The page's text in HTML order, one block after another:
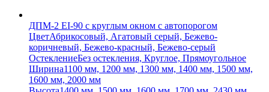
ДПМ-2 EI-90 с круглым окном с автопорогом
ЦветАбрикосовый, Агатовый серый, Бежево-
коричневый, Бежево-красный, Бежево-серый
ОстеклениеБез остекления, Круглое, Прямоугольное
Ширина1100 мм, 1200 мм, 1300 мм, 1400 мм, 1500 мм,
1600 мм, 2000 мм